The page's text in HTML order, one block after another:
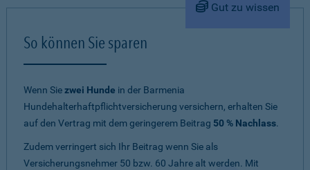
Gut zu wissen
So können Sie sparen
Wenn Siezwei Hunde in der Barmenia
Hundehalterhaftpflichtversicherung versichern, erhalten Sie
auf den Vertrag mit dem geringerem Beitrag 50 % Nachlass.
Zudem verringert sich Ihr Beitrag wenn Sie als
Versicherungsnehmer 50 bzw. 60 Jahre alt werden. Mit